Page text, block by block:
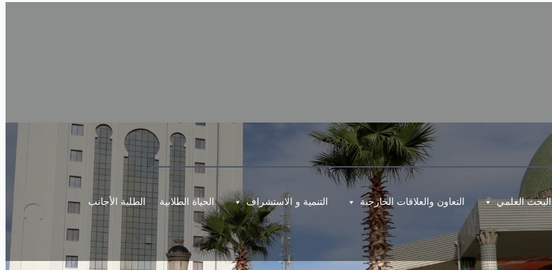
البحث العلمي التعاون والعلاقات الخارجية التنمية و الاستشراف الحياة الطلابية الطلبة الأجانب